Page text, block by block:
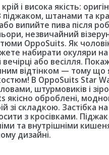
і висока якість:
піджаком, штанами та
випийте пива після
незвичайний
OppoSuits. Як
набирати окуляри на
вечірці або весілля.
відтінком — тому
В OppoSuits Star
штурмовиків і
якісно оброблені,
складкою. Застібка на
з кросівками.
та внутрішніми
дизайні.